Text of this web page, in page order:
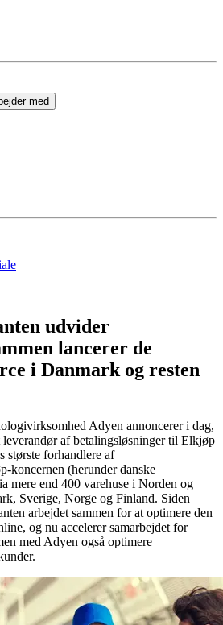
med
udvider
lancerer de
i Danmark og resten
Adyen annoncerer i dag,
af betalingsløsninger til Elkjøp
største forhandlere af
koncernen (herunder danske
mere end 400 varehuse i Norden og
Sverige, Norge og Finland. Siden
arbejdet sammen for at optimere den
og nu accelerer samarbejdet for
med Adyen også optimere